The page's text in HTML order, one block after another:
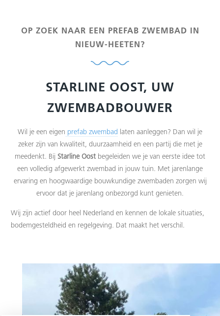
OP ZOEK NAAR EEN PREFAB ZWEMBAD IN
NIEUW-HEETEN?
STARLINE OOST, UW
ZWEMBADBOUWER
Wil je een eigen prefab zwembad laten aanleggen? Dan wil je
zeker zijn van kwaliteit, duurzaamheid en een partij die met je
meedenkt. Bij Starline Oost begeleiden we je van eerste idee tot
een volledig afgewerkt zwembad in jouw tuin. Met jarenlange
ervaring en hoogwaardige bouwkundige zwembaden zorgen wij
ervoor dat je jarenlang onbezorgd kunt genieten.
Wij zijn actief door heel Nederland en kennen de lokale situaties,
bodemgesteldheid en regelgeving. Dat maakt het verschil.